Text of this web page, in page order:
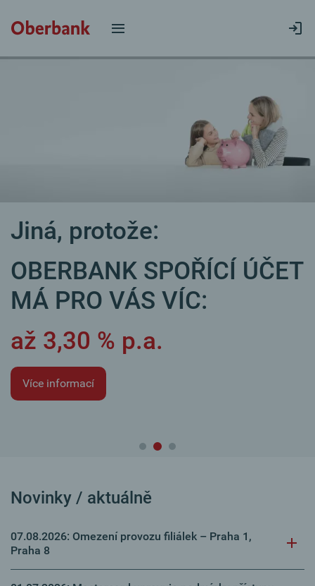
Jiná, protože:
OBERBANK SPOŘÍCÍ ÚČET
MÁ PRO VÁS VÍC:
až 3,30 % p.a.
Více informací
Novinky / aktuálně
07.08.2026: Omezení provozu filiálek – Praha 1,
Praha 8